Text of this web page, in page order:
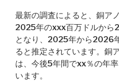
最新の調査によると、銅ア
2025年のxxx百万ドルから
となり、2025年から2026
ると推定されています。銅
は、今後5年間でxx％の年
います。